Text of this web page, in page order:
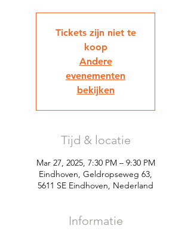
Tickets zijn niet te
koop
Andere
evenementen
bekijken
Tijd & locatie
Mar 27, 2025, 7:30 PM – 9:30 PM
Eindhoven, Geldropseweg 63,
5611 SE Eindhoven, Nederland
Informatie